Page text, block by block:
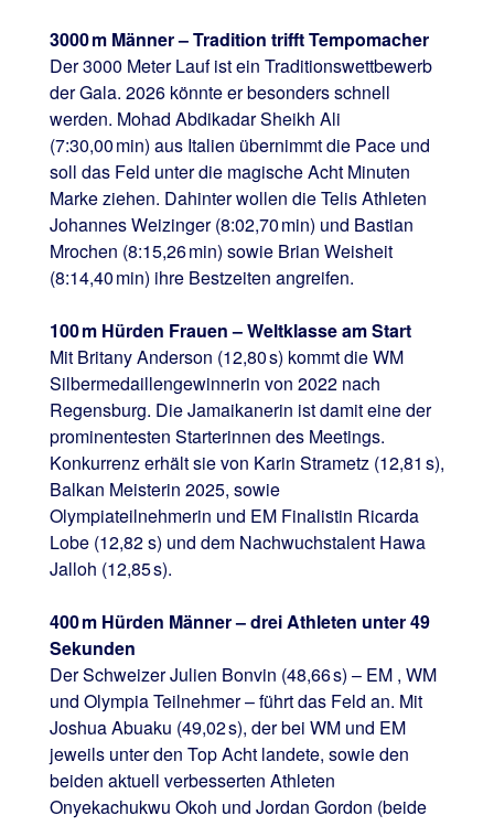
3000 m Männer – Tradition trifft Tempomacher
Der 3000 Meter Lauf ist ein Traditionswettbewerb
der Gala. 2026 könnte er besonders schnell
werden. Mohad Abdikadar Sheikh Ali
(7:30,00 min) aus Italien übernimmt die Pace und
soll das Feld unter die magische Acht Minuten
Marke ziehen. Dahinter wollen die Telis Athleten
Johannes Weizinger (8:02,70 min) und Bastian
Mrochen (8:15,26 min) sowie Brian Weisheit
(8:14,40 min) ihre Bestzeiten angreifen.
100 m Hürden Frauen – Weltklasse am Start
Mit Britany Anderson (12,80 s) kommt die WM
Silbermedaillengewinnerin von 2022 nach
Regensburg. Die Jamaikanerin ist damit eine der
prominentesten Starterinnen des Meetings.
Konkurrenz erhält sie von Karin Strametz (12,81 s),
Balkan Meisterin 2025, sowie
Olympiateilnehmerin und EM Finalistin Ricarda
Lobe (12,82 s) und dem Nachwuchstalent Hawa
Jalloh (12,85 s).
400 m Hürden Männer – drei Athleten unter 49
Sekunden
Der Schweizer Julien Bonvin (48,66 s) – EM , WM
und Olympia Teilnehmer – führt das Feld an. Mit
Joshua Abuaku (49,02 s), der bei WM und EM
jeweils unter den Top Acht landete, sowie den
beiden aktuell verbesserten Athleten
Onyekachukwu Okoh und Jordan Gordon (beide